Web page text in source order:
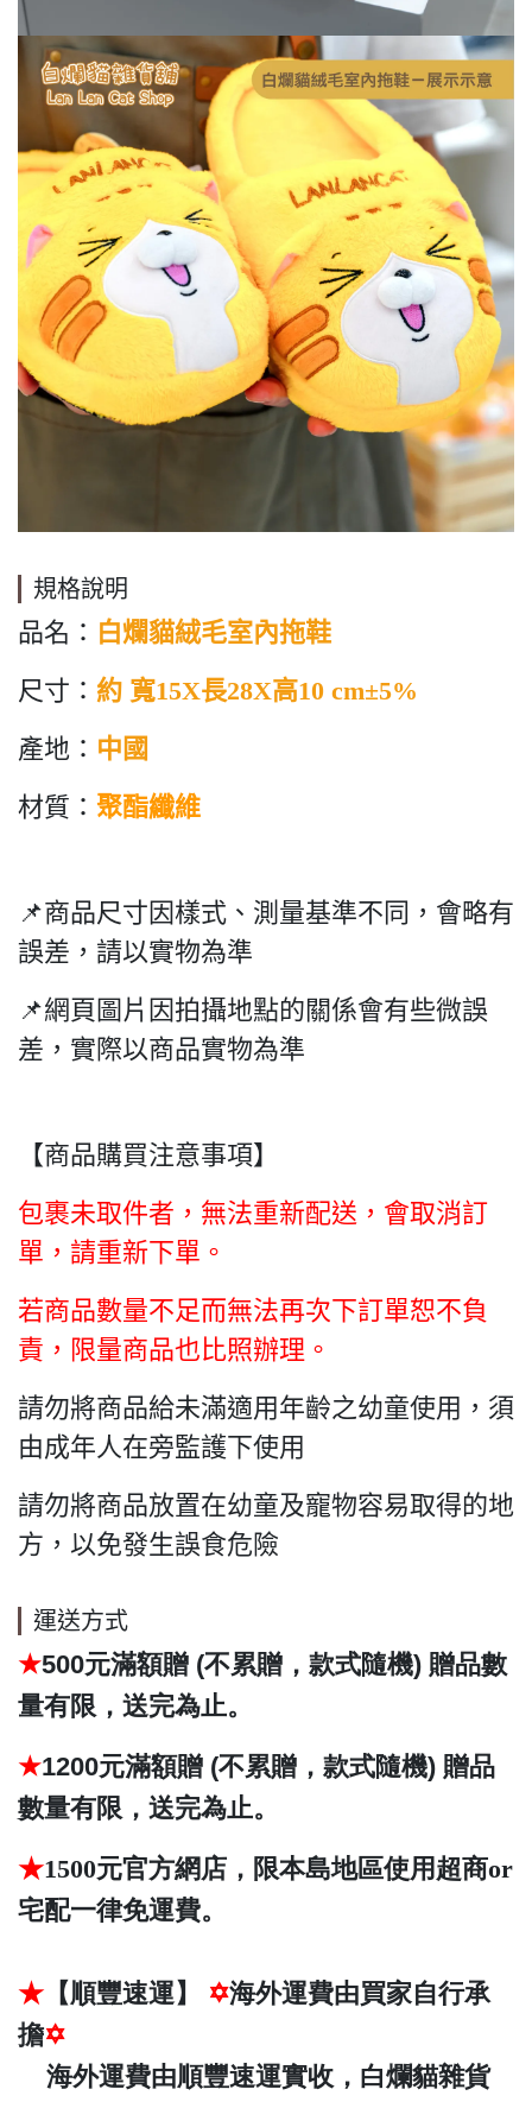
規格說明
品名： 白爛貓絨毛室內拖鞋
尺寸： 約 寬15X長28X高10 cm±5%
產地： 中國
材質： 聚酯纖維
📌商品尺寸因樣式、測量基準不同，會略有
誤差，請以實物為準
📌網頁圖片因拍攝地點的關係會有些微誤
差，實際以商品實物為準
【商品購買注意事項】
包裹未取件者，無法重新配送，會取消訂
單，請重新下單。
若商品數量不足而無法再次下訂單恕不負
責，限量商品也比照辦理。
請勿將商品給未滿適用年齡之幼童使用，須
由成年人在旁監護下使用
請勿將商品放置在幼童及寵物容易取得的地
方，以免發生誤食危險
運送方式
★500元滿額贈 (不累贈，款式隨機) 贈品數
量有限，送完為止。
★1200元滿額贈 (不累贈，款式隨機) 贈品
數量有限，送完為止。
★1500元官方網店，限本島地區使用超商or
宅配一律免運費。
★ 【順豐速運】 ✡海外運費由買家自行承
擔✡
海外運費由順豐速運實收，白爛貓雜貨